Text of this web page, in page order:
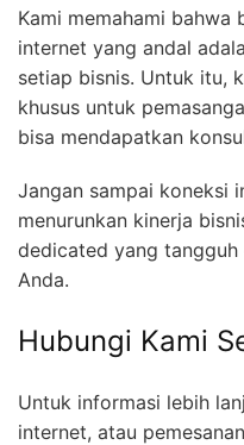
Kami memahami bahwa
internet yang andal
setiap bisnis. Untuk itu,
khusus untuk
bisa mendapatkan
Jangan sampai koneksi
menurunkan kinerja
dedicated yang tangguh
Anda.
Hubungi Kami
Untuk informasi lebih
internet, atau